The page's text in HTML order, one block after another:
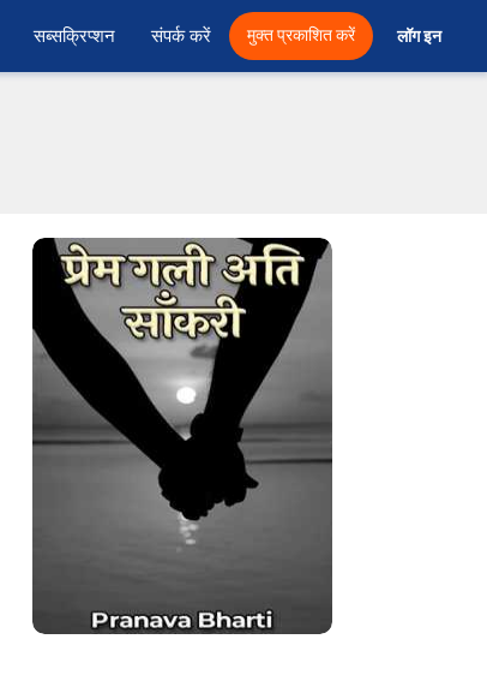
सब्सक्रिप्शन संपर्क करें मुक्त प्रकाशित करें लॉग इन